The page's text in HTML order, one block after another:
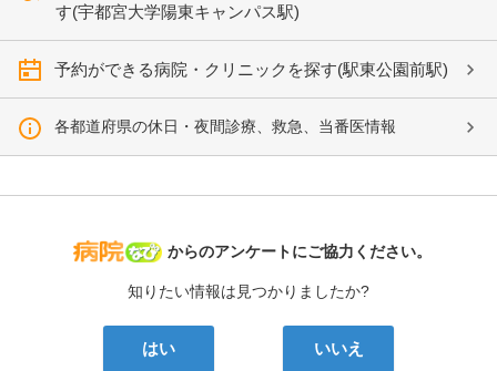
す(宇都宮大学陽東キャンパス駅)
予約ができる病院・クリニックを探す(駅東公園前駅)
各都道府県の休日・夜間診療、救急、当番医情報
病院なび
からのアンケートにご協力ください。
知りたい情報は見つかりましたか?
はい いいえ